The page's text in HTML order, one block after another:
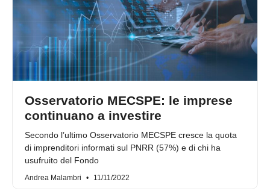
Osservatorio MECSPE: le imprese
continuano a investire
Secondo l’ultimo Osservatorio MECSPE cresce la quota
di imprenditori informati sul PNRR (57%) e di chi ha
usufruito del Fondo
Andrea Malambri 11/11/2022